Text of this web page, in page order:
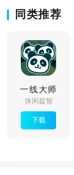
同类推荐
一线大师
休闲益智
下载